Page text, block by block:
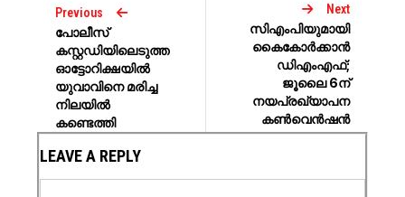
Previous
പോലീസ്
കസ്റ്റഡിയിലെടുത്ത
ഓട്ടോറിക്ഷയിൽ
യുവാവിനെ മരിച്ച
നിലയിൽ
കണ്ടെത്തി
Next
സിഎംപിയുമായി
കൈകോര്‍ക്കാന്‍
ഡിഎംഎഫ്;
ജൂലൈ 6ന്
നയപ്രഖ്യാപന
കൺവെൻഷൻ
LEAVE A REPLY